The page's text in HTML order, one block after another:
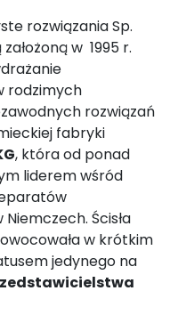
rozwiązania Sp.
w 1995 r.
rodzimych
rozwiązań
fabryki
, która od ponad
liderem wśród
Ścisła
w krótkim
jedynego na